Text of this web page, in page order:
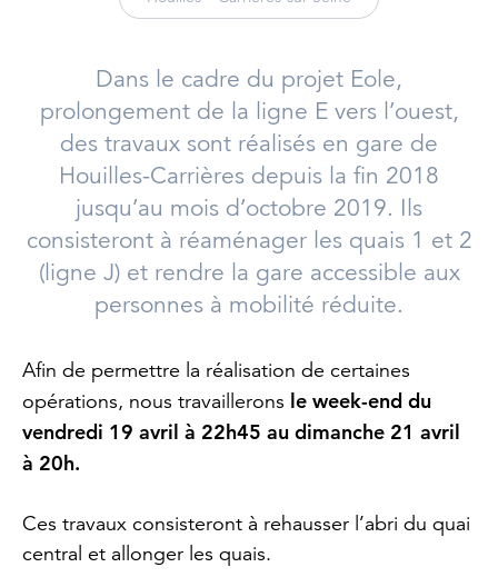
Dans le cadre du projet Eole,
prolongement de la ligne E vers l’ouest,
des travaux sont réalisés en gare de
Houilles-Carrières depuis la fin 2018
jusqu’au mois d’octobre 2019. Ils
consisteront à réaménager les quais 1 et 2
(ligne J) et rendre la gare accessible aux
personnes à mobilité réduite.
Afin de permettre la réalisation de certaines
opérations, nous travaillerons le week-end du
vendredi 19 avril à 22h45 au dimanche 21 avril
à 20h.
Ces travaux consisteront à rehausser l’abri du quai
central et allonger les quais.